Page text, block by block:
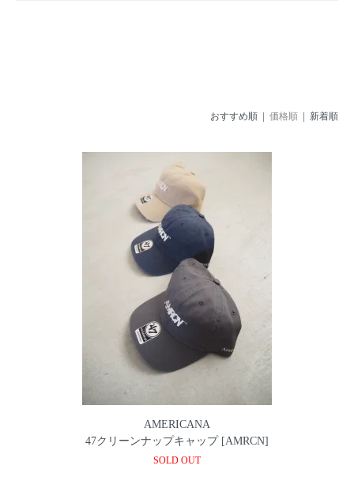
おすすめ順 | 価格順 | 新着順
AMERICANA
47クリーンナップキャップ [AMRCN]
SOLD OUT